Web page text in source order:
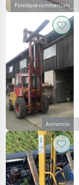
Fornitore commerciale
Annuncio